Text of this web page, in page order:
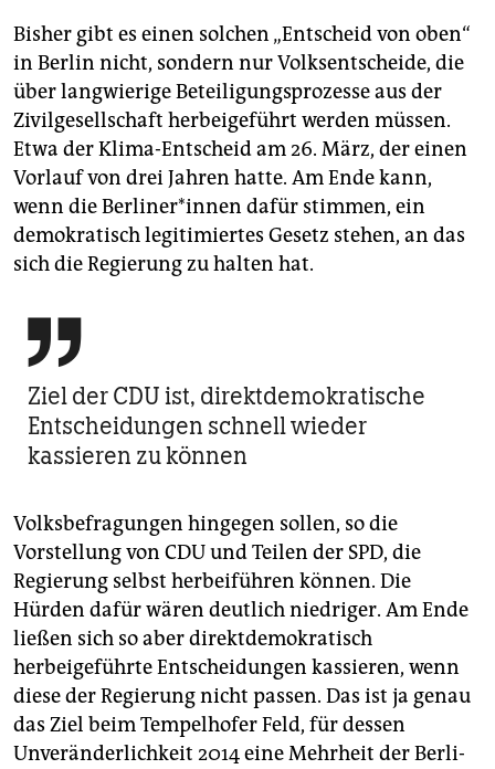
Bisher gibt es einen solchen „Entscheid von oben“
in Berlin nicht, sondern nur Volksentscheide, die
über langwierige Beteiligungsprozesse aus der
Zivilgesellschaft herbeigeführt werden müssen.
Etwa der Klima-Entscheid am 26. März, der einen
Vorlauf von drei Jahren hatte. Am Ende kann,
wenn die Ber­li­ne­r*in­nen dafür stimmen, ein
demokratisch legitimiertes Gesetz stehen, an das
sich die Regierung zu halten hat.

Ziel der CDU ist, direktdemokratische
Entscheidungen schnell wieder
kassieren zu können
Volksbefragungen hingegen sollen, so die
Vorstellung von CDU und Teilen der SPD, die
Regierung selbst herbeiführen können. Die
Hürden dafür wären deutlich niedriger. Am Ende
ließen sich so aber direktdemokratisch
herbeigeführte Entscheidungen kassieren, wenn
diese der Regierung nicht passen. Das ist ja genau
das Ziel beim Tempelhofer Feld, für dessen
Unveränderlichkeit 2014 eine Mehrheit der Ber­li­